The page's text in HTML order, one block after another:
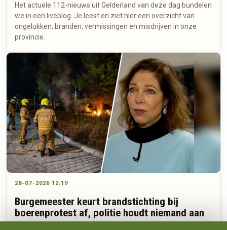
Het actuele 112-nieuws uit Gelderland van deze dag bundelen
we in een liveblog. Je leest en ziet hier een overzicht van
ongelukken, branden, vermissingen en misdrijven in onze
provincie.
28-07-2026 12:19
Burgemeester keurt brandstichting bij
boerenprotest af, politie houdt niemand aan